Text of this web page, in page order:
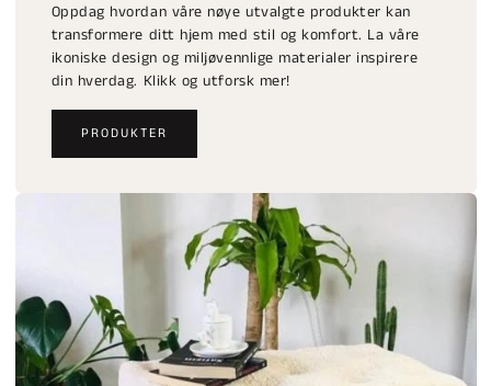
Oppdag hvordan våre nøye utvalgte produkter kan
transformere ditt hjem med stil og komfort. La våre
ikoniske design og miljøvennlige materialer inspirere
din hverdag. Klikk og utforsk mer!
PRODUKTER